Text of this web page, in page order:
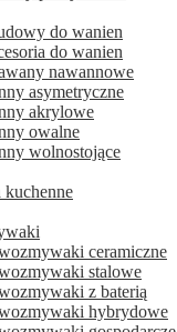
do wanien
do wanien
nawannowe
asymetryczne
akrylowe
owalne
wolnostojące
kuchenne
ceramiczne
stalowe
z baterią
hybrydowe